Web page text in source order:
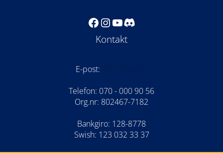
Facebook
Instagram
YouTube
Discord
Kontakt
E-post:
Telefon: 070 - 000 90 56
Org.nr: 802467-7182
Bankgiro: 128-8778
Swish: 123 032 33 37